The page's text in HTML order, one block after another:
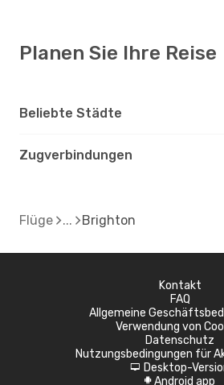
Planen Sie Ihre Reise
Beliebte Städte
Zugverbindungen
Flüge Brighton
Kontakt
FAQ
Allgemeine
Verwendung von
Datenschutz
Nutzungsbedingungen für
d Desktop-
A Android app